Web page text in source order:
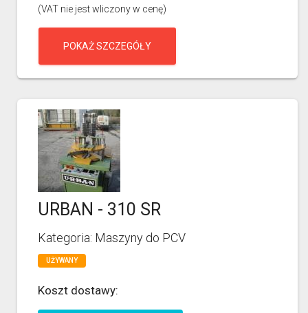
(VAT nie jest wliczony w cenę)
POKAŻ SZCZEGÓŁY
URBAN - 310 SR
Kategoria: Maszyny do PCV
UŻYWANY
Koszt dostawy: